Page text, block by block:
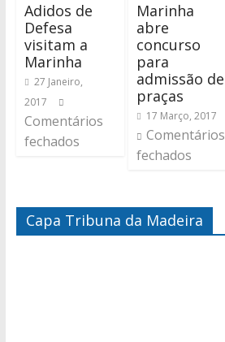
Adidos de
Defesa
visitam a
Marinha
27 Janeiro,
2017
Comentários
fechados
Marinha
abre
concurso
para
admissão de
praças
17 Março, 2017
Comentários
fechados
Capa Tribuna da Madeira